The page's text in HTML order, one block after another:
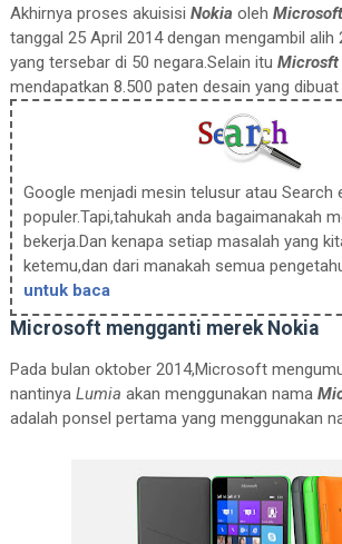
Akhirnya proses akuisisi Nokia oleh Microsoft
tanggal 25 April 2014 dengan mengambil alih
yang tersebar di 50 negara.Selain itu Microsft
mendapatkan 8.500 paten desain yang dibuat
Google menjadi mesin telusur atau Search
populer.Tapi,tahukah anda bagaimanakah
bekerja.Dan kenapa setiap masalah yang
ketemu,dan dari manakah semua
untuk baca
Microsoft mengganti merek Nokia
Pada bulan oktober 2014,Microsoft
nantinya Lumia akan menggunakan nama
adalah ponsel pertama yang menggunakan